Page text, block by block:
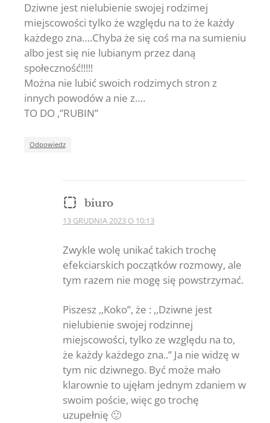
Dziwne jest nielubienie swojej rodzimej
miejscowości tylko że względu na to że każdy
każdego zna….Chyba że się coś ma na sumieniu
albo jest się nie lubianym przez daną
społeczność!!!!!
Można nie lubić swoich rodzimych stron z
innych powodów a nie z….
TO DO ,”RUBIN”
Odpowiedz
biuro
The Real Person
Anti-Spam by CleanTalk
13 GRUDNIA 2023 O 10:13
Zwykle wolę unikać takich trochę
efekciarskich początków rozmowy, ale
tym razem nie mogę się powstrzymać.
Piszesz ,,Koko”, że : ,,Dziwne jest
nielubienie swojej rodzinnej
miejscowości, tylko ze względu na to,
że każdy każdego zna..” Ja nie widzę w
tym nic dziwnego. Być może mało
klarownie to ujęłam jednym zdaniem w
swoim poście, więc go trochę
uzupełnię 🙂